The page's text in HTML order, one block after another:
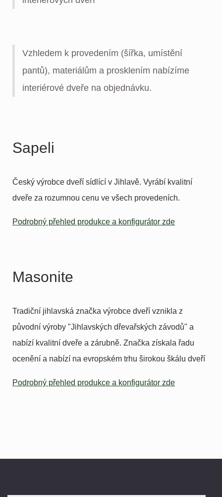
Vzhledem k provedením (šířka, umístění
pantů), materiálům a prosklením nabízíme
interiérové dveře na objednávku.
Sapeli
Český výrobce dveří sídlící v Jihlavě. Vyrábí kvalitní
dveře za rozumnou cenu ve všech provedeních.
Podrobný přehled produkce a konfigurátor zde
Masonite
Tradiční jihlavská značka výrobce dveří vznikla z
původní výroby "Jihlavských dřevařských závodů" a
nabízí kvalitní dveře a zárubně. Značka získala řadu
ocenění a nabízí na evropském trhu širokou škálu dveří
Podrobný přehled produkce a konfigurátor zde